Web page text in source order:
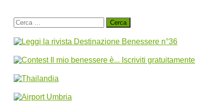
Ricerca
per: